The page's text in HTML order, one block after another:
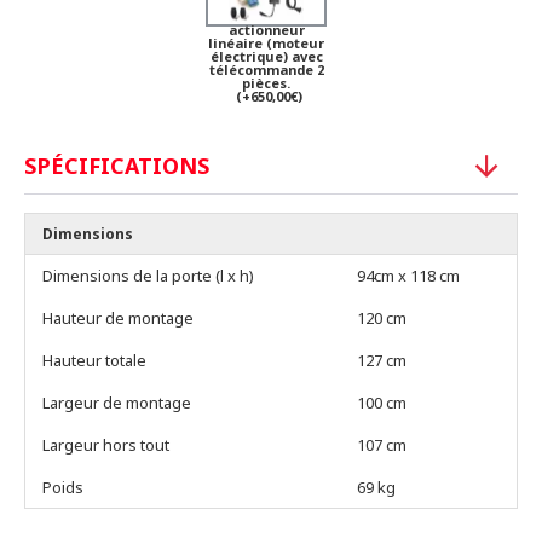
actionneur
linéaire (moteur
électrique) avec
télécommande 2
pièces.
(+650,00€)
SPÉCIFICATIONS
Dimensions
Dimensions de la porte (l x h)
94cm x 118 cm
Hauteur de montage
120 cm
Hauteur totale
127 cm
Largeur de montage
100 cm
Largeur hors tout
107 cm
Poids
69 kg